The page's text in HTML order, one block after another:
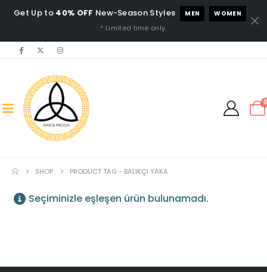
Get Up to 40% OFF New-Season Styles MEN WOMEN
* Limited time only.
SHOP PRODUCT TAG - BALIKÇI YAKA
Seçiminizle eşleşen ürün bulunamadı.